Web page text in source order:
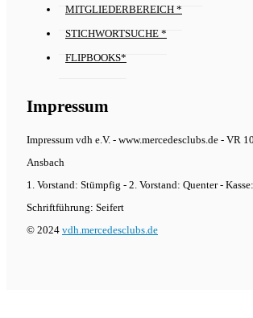
MITGLIEDERBEREICH *
STICHWORTSUCHE *
FLIPBOOKS*
Impressum
Impressum vdh e.V. - www.mercedesclubs.de - VR
Ansbach
1. Vorstand: Stümpfig - 2. Vorstand: Quenter -
Schriftführung: Seifert
© 2024 vdh.mercedesclubs.de